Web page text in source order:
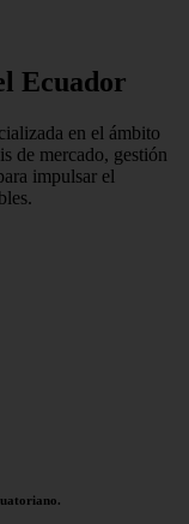
Ecuador
en el ámbito
de mercado, gestión
impulsar el